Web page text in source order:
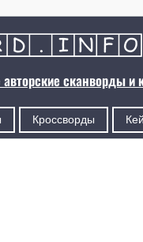
сканворды и
Кроссворды